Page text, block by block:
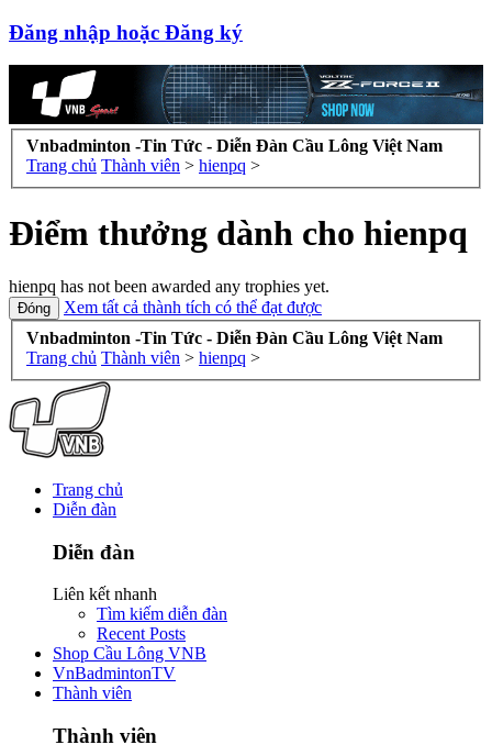
Đăng nhập hoặc Đăng ký
Vnbadminton -Tin Tức - Diễn Đàn Cầu Lông Việt Nam
Trang chủ Thành viên > hienpq >
Điểm thưởng dành cho hienpq
hienpq has not been awarded any trophies yet.
Xem tất cả thành tích có thể đạt được
Vnbadminton -Tin Tức - Diễn Đàn Cầu Lông Việt Nam
Trang chủ Thành viên > hienpq >
Trang chủ
Diễn đàn
Diễn đàn
Liên kết nhanh
Tìm kiếm diễn đàn
Recent Posts
Shop Cầu Lông VNB
VnBadmintonTV
Thành viên
Thành viên